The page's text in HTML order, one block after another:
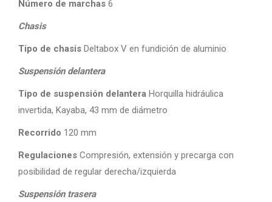
Número de marchas 6
Chasis
Tipo de chasis Deltabox V en fundición de aluminio
Suspensión delantera
Tipo de suspensión delantera Horquilla hidráulica
invertida, Kayaba, 43 mm de diámetro
Recorrido 120 mm
Regulaciones Compresión, extensión y precarga con
posibilidad de regular derecha/izquierda
Suspensión trasera